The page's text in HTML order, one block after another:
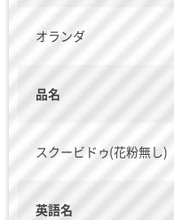
オランダ
品名
スクービドゥ(花粉無し)
英語名